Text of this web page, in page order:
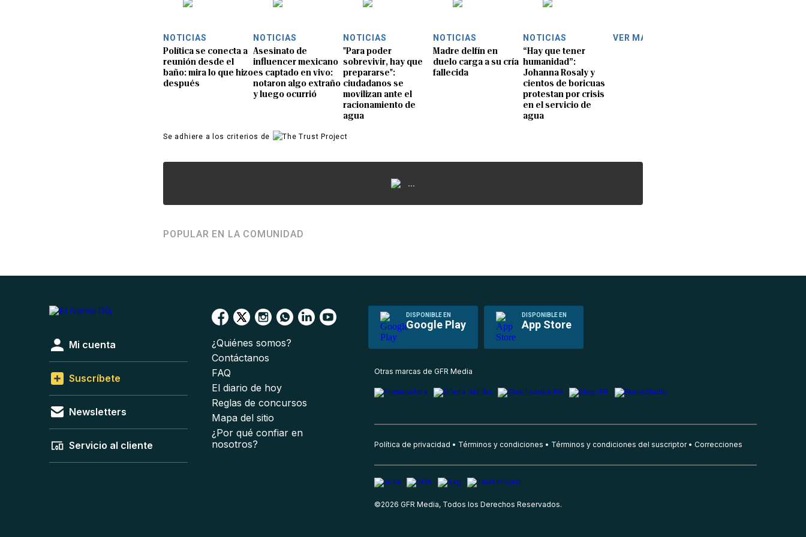
NOTICIAS
Política se conecta a
reunión desde el
baño: mira lo que hizo
después
NOTICIAS
Asesinato de
influencer mexicano
es captado en vivo:
notaron algo extraño
y luego ocurrió
NOTICIAS
"Para poder
sobrevivir, hay que
prepararse":
ciudadanos se
movilizan ante el
racionamiento de
agua
NOTICIAS
Madre delfín en
duelo carga a su cría
fallecida
NOTICIAS
“Hay que tener
humanidad”:
Johanna Rosaly y
cientos de boricuas
protestan por crisis
en el servicio de
agua
VER MÁS
Se adhiere a los criterios de
...
POPULAR EN LA COMUNIDAD
DISPONIBLE EN
Google Play
DISPONIBLE EN
App Store
Mi cuenta
Suscríbete
Newsletters
Servicio al cliente
¿Quiénes somos?
Contáctanos
FAQ
El diario de hoy
Reglas de concursos
Mapa del sitio
¿Por qué confiar en
nosotros?
Otras marcas de GFR Media
Política de privacidad Términos y condiciones Términos y condiciones del suscriptor Correcciones
©2026 GFR Media, Todos los Derechos Reservados.